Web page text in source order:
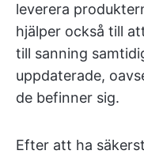
leverera
hjälper också till
till sanning
uppdaterade,
de befinner sig.
Efter att ha